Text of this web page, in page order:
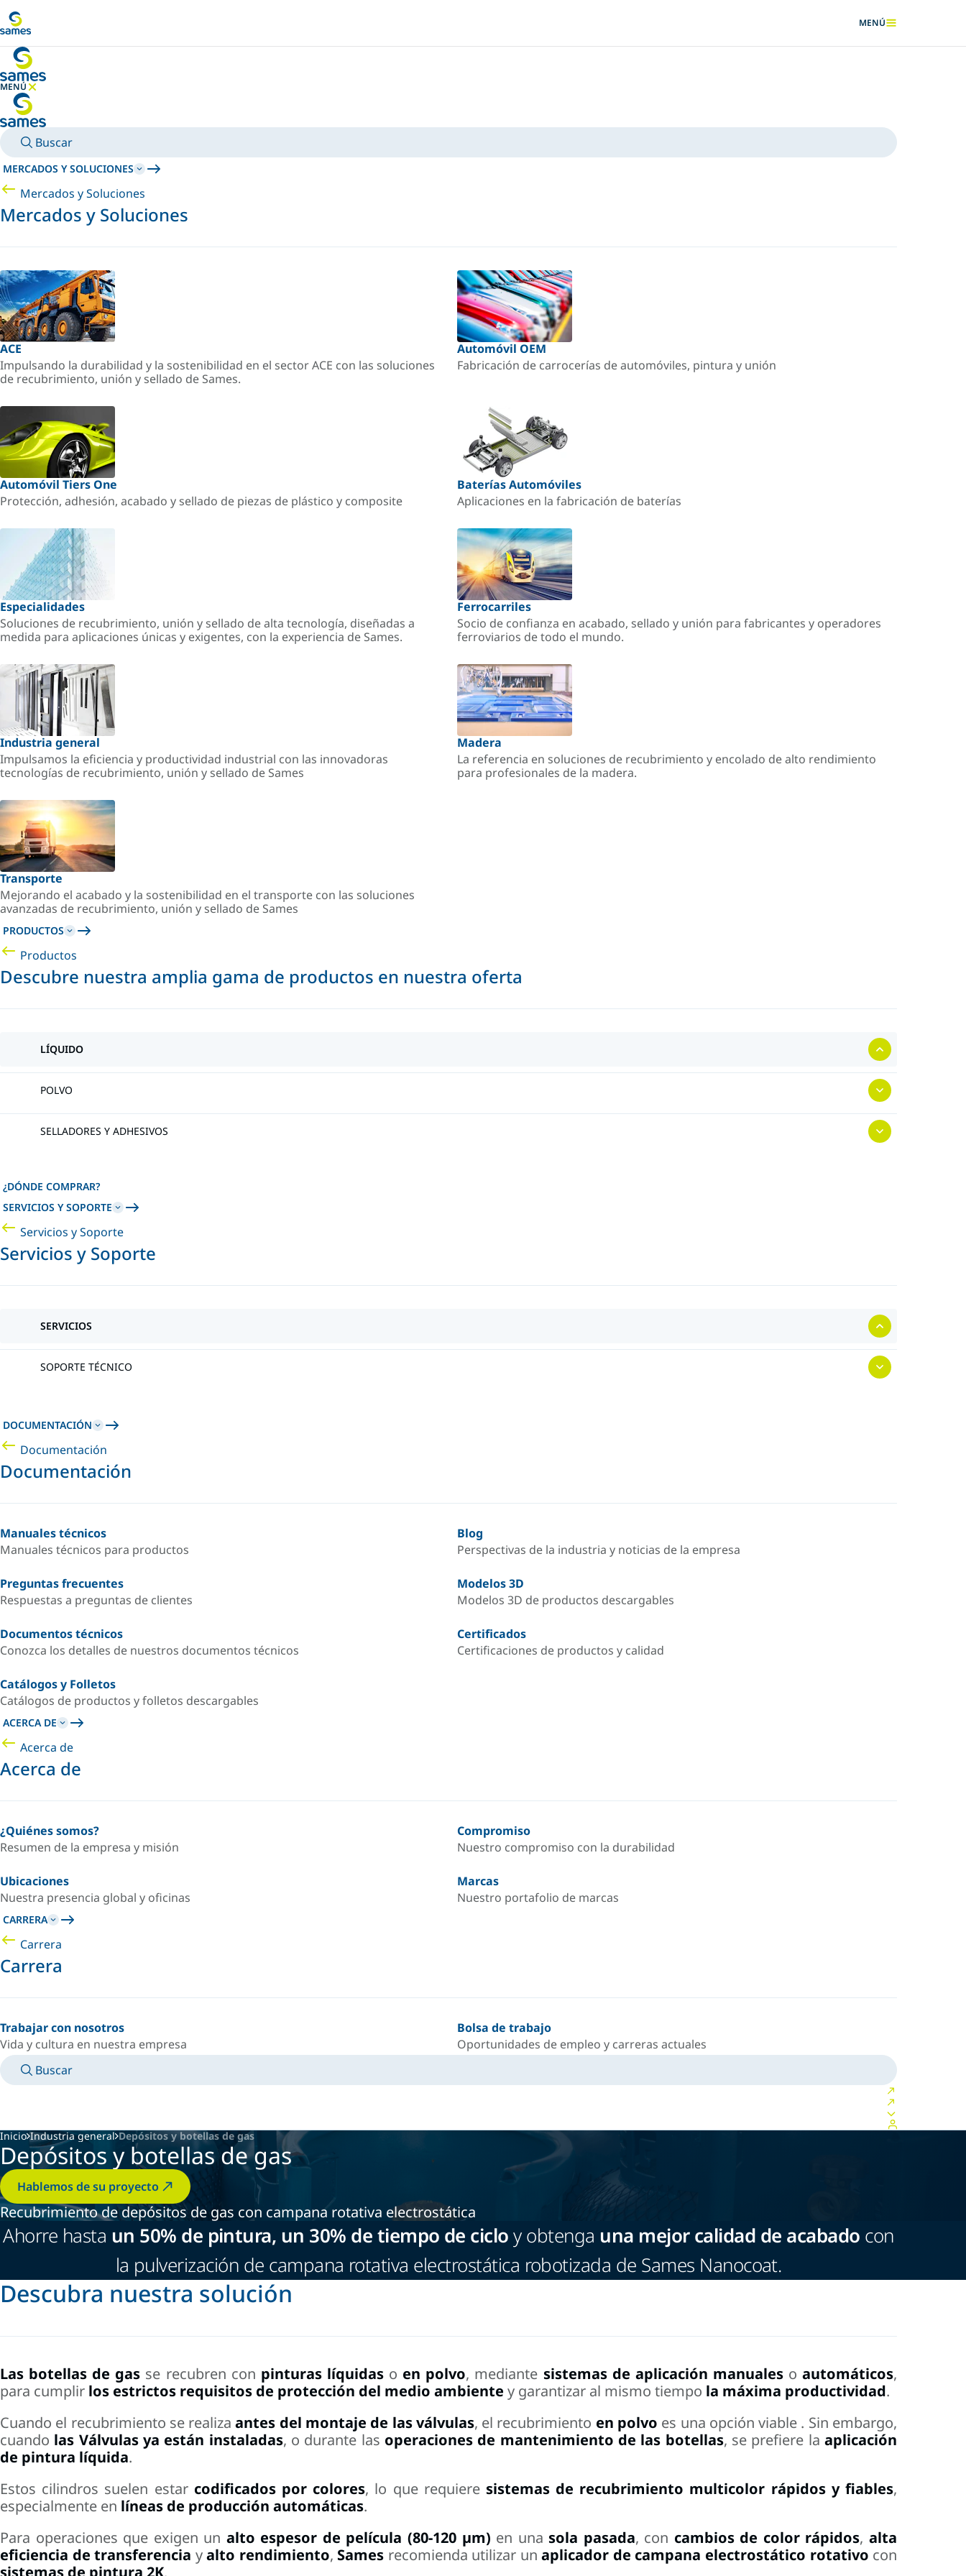
MOSTRAR
MENÚ
MENÚ
OCULTAR MENÚ
Buscar
MERCADOS Y SOLUCIONES
Mercados y Soluciones
Mercados y Soluciones
ACE
Impulsando la durabilidad y la sostenibilidad en el sector ACE con las soluciones
de recubrimiento, unión y sellado de Sames.
Automóvil OEM
Fabricación de carrocerías de automóviles, pintura y unión
Automóvil Tiers One
Protección, adhesión, acabado y sellado de piezas de plástico y composite
Baterías Automóviles
Aplicaciones en la fabricación de baterías
Especialidades
Soluciones de recubrimiento, unión y sellado de alta tecnología, diseñadas a
medida para aplicaciones únicas y exigentes, con la experiencia de Sames.
Ferrocarriles
Socio de confianza en acabado, sellado y unión para fabricantes y operadores
ferroviarios de todo el mundo.
Industria general
Impulsamos la eficiencia y productividad industrial con las innovadoras
tecnologías de recubrimiento, unión y sellado de Sames
Madera
La referencia en soluciones de recubrimiento y encolado de alto rendimiento
para profesionales de la madera.
Transporte
Mejorando el acabado y la sostenibilidad en el transporte con las soluciones
avanzadas de recubrimiento, unión y sellado de Sames
PRODUCTOS
Productos
Descubre nuestra amplia gama de productos en nuestra oferta
LÍQUIDO
POLVO
SELLADORES Y ADHESIVOS
¿DÓNDE COMPRAR?
SERVICIOS Y SOPORTE
Servicios y Soporte
Servicios y Soporte
SERVICIOS
SOPORTE TÉCNICO
DOCUMENTACIÓN
Documentación
Documentación
Manuales técnicos
Manuales técnicos para productos
Blog
Perspectivas de la industria y noticias de la empresa
Preguntas frecuentes
Respuestas a preguntas de clientes
Modelos 3D
Modelos 3D de productos descargables
Documentos técnicos
Conozca los detalles de nuestros documentos técnicos
Certificados
Certificaciones de productos y calidad
Catálogos y Folletos
Catálogos de productos y folletos descargables
ACERCA DE
Acerca de
Acerca de
¿Quiénes somos?
Resumen de la empresa y misión
Compromiso
Nuestro compromiso con la durabilidad
Ubicaciones
Nuestra presencia global y oficinas
Marcas
Nuestro portafolio de marcas
CARRERA
Carrera
Carrera
Trabajar con nosotros
Vida y cultura en nuestra empresa
Bolsa de trabajo
Oportunidades de empleo y carreras actuales
Buscar
Inicio Industria general Depósitos y botellas de gas
Depósitos y botellas de gas
Hablemos de su proyecto
Recubrimiento de depósitos de gas con campana rotativa electrostática
Ahorre hasta un 50% de pintura, un 30% de tiempo de cicloy obtenga una mejor calidad de acabado con
la pulverización de campana rotativa electrostática robotizada de Sames Nanocoat.
Descubra nuestra solución
Las botellas de gas se recubren con pinturas líquidaso en polvo, mediante sistemas de aplicación manualesoautomáticos,
para cumplir los estrictos requisitos de protección del medio ambiente y garantizar al mismo tiempo la máxima productividad.
Cuando el recubrimiento se realizaantes del montaje de las válvulas, el recubrimiento en polvo es una opción viable . Sin embargo,
cuando las Válvulas ya están instaladas, o durante las operaciones de mantenimiento de las botellas, se prefiere laaplicación
de pintura líquida.
Estos cilindros suelen estar codificados por colores, lo que requiere sistemas de recubrimiento multicolor rápidos y fiables,
especialmente en líneas de producción automáticas.
Para operaciones que exigen un alto espesor de película (80-120 µm) en una sola pasada, con cambios de color rápidos,alta
eficiencia de transferencia yalto rendimiento, Sames recomienda utilizar unaplicador de campana electrostático rotativo con
sistemas de pintura 2K.